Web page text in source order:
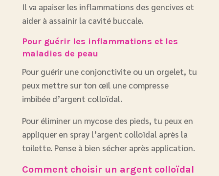
Il va apaiser les inflammations des gencives et
aider à assainir la cavité buccale.
Pour guérir les inflammations et les
maladies de peau
Pour guérir une conjonctivite ou un orgelet, tu
peux mettre sur ton œil une compresse
imbibée d’argent colloïdal.
Pour éliminer un mycose des pieds, tu peux en
appliquer en spray l’argent colloïdal après la
toilette. Pense à bien sécher après application.
Comment choisir un argent colloïdal